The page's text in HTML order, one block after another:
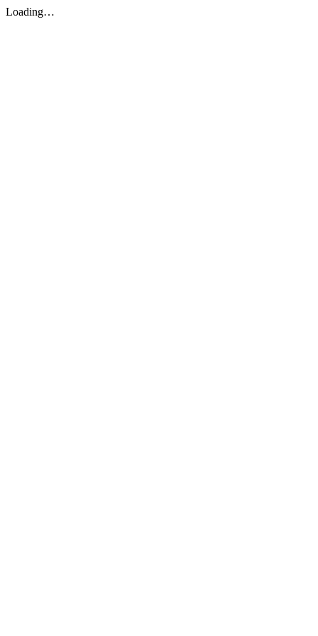
Loading…